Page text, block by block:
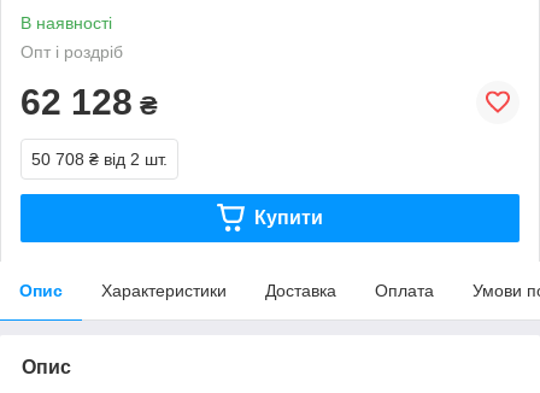
В наявності
Опт і роздріб
62 128 ₴
50 708 ₴ від 2 шт.
Купити
Опис Характеристики Доставка Оплата Умови
Опис